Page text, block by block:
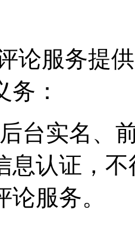
论服务提
：
后台实名、
息认证，
服务。